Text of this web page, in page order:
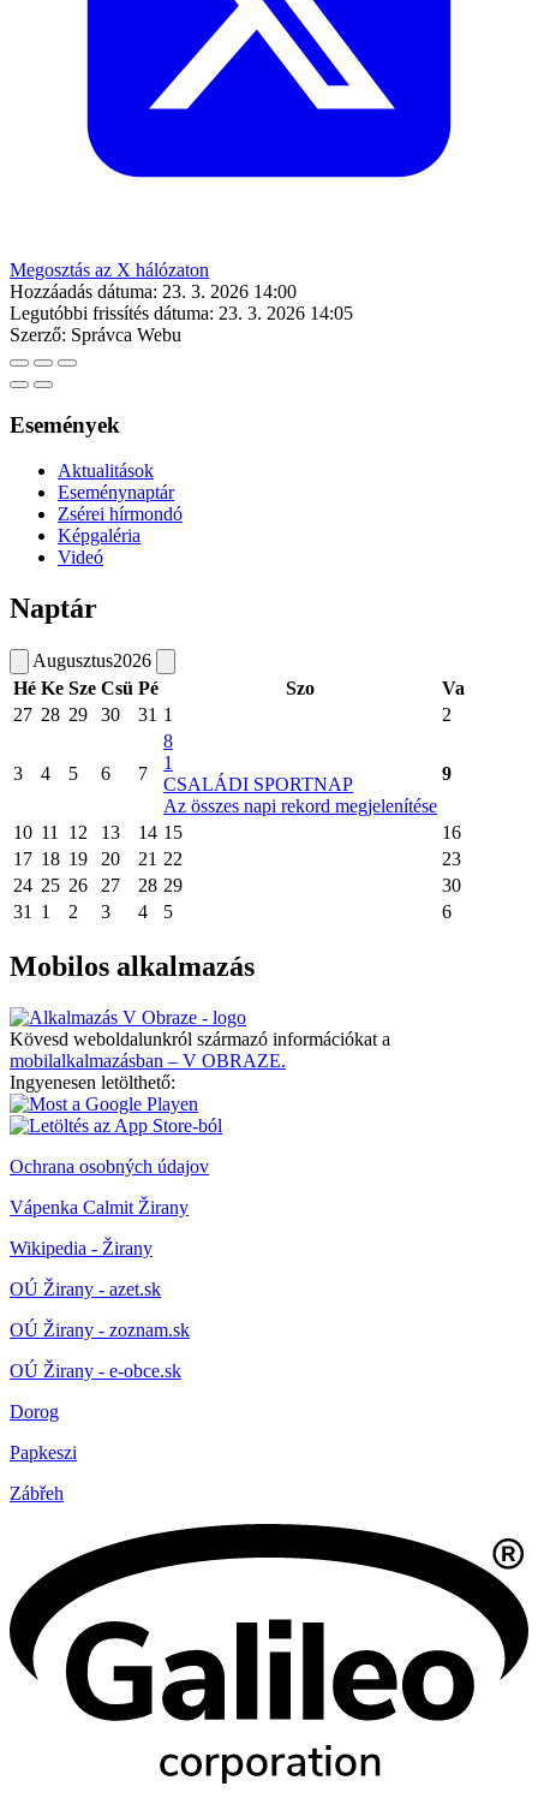
Megosztás az X hálózaton
Hozzáadás dátuma: 23. 3. 2026 14:00
Legutóbbi frissítés dátuma: 23. 3. 2026 14:05
Szerző: Správca Webu
Események
Aktualitások
Eseménynaptár
Zsérei hírmondó
Képgaléria
Videó
Naptár
Augusztus2026
Hé Ke Sze Csü Pé Szo
Va
27 28 29 30 31 1 2
3 4 5 6 7
8
1
CSALÁDI SPORTNAP
Az összes napi rekord megjelenítése
9
10 11 12 13 14 15
16
17 18 19 20 21 22
23
24 25 26 27 28 29
30
31
1 2 3 4 5 6
Mobilos alkalmazás
Kövesd weboldalunkról származó információkat a
mobilalkalmazásban – V OBRAZE.
Ingyenesen letölthető:
Ochrana osobných údajov
Vápenka Calmit Žirany
Wikipedia - Žirany
OÚ Žirany - azet.sk
OÚ Žirany - zoznam.sk
OÚ Žirany - e-obce.sk
Dorog
Papkeszi
Zábřeh